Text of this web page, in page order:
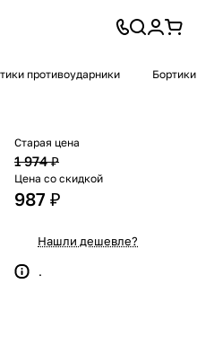
противоударники
Старая цена
1 974 ₽
Цена со скидкой
987 ₽
Нашли дешевле?
.